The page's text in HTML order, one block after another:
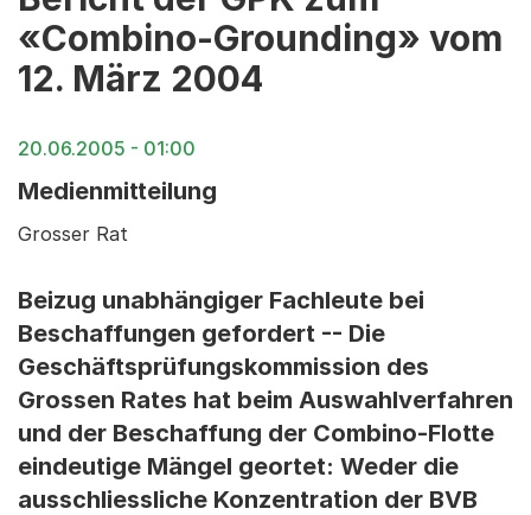
«Combino-Grounding» vom
12. März 2004
20.06.2005 - 01:00
Medienmitteilung
Grosser Rat
Beizug unabhängiger Fachleute bei
Beschaffungen gefordert -- Die
Geschäftsprüfungskommission des
Grossen Rates hat beim Auswahlverfahren
und der Beschaffung der Combino-Flotte
eindeutige Mängel geortet: Weder die
ausschliessliche Konzentration der BVB